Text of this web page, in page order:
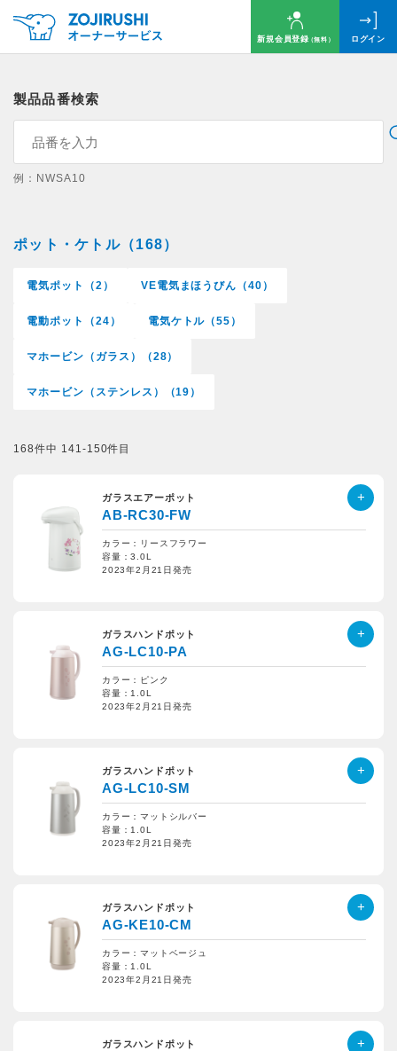
新規会員登録（無料） ログイン
製品品番検索
例：NWSA10
ポット・ケトル（168）
電気ポット（2） VE電気まほうびん（40）
電動ポット（24） 電気ケトル（55）
マホービン（ガラス）（28）
マホービン（ステンレス）（19）
168件中 141-150件目
ガラスエアーポット
AB-RC30-FW
カラー：リースフラワー
容量：3.0L
2023年2月21日発売
ガラスハンドポット
AG-LC10-PA
カラー：ピンク
容量：1.0L
2023年2月21日発売
ガラスハンドポット
AG-LC10-SM
カラー：マットシルバー
容量：1.0L
2023年2月21日発売
ガラスハンドポット
AG-KE10-CM
カラー：マットベージュ
容量：1.0L
2023年2月21日発売
ガラスハンドポット